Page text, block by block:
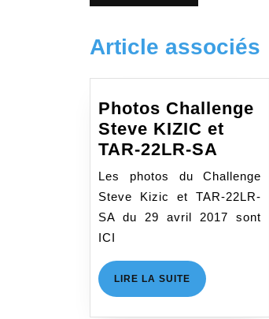
de
l’article
précédent
Article associés
Photos Challenge
Steve KIZIC et
TAR-22LR-SA
Steve
KIZIC
Les photos du Challenge
Steve Kizic et TAR-22LR-
SA du 29 avril 2017 sont
ICI
LIRE LA SUITE LIRE
LA